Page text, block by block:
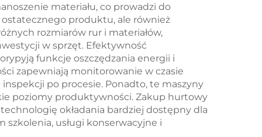
materiału, co prowadzi do
ostatecznego produktu, ale również
rozmiarów rur i materiałów,
w sprzęt. Efektywność
funkcje oszczędzania energii i
zapewniają monitorowanie w czasie
po procesie. Ponadto, te maszyny
poziomy produktywności. Zakup hurtowy
okładania bardziej dostępny dla
usługi konserwacyjne i